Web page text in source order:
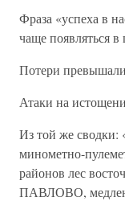
Фраза «успеха в
чаще появляться
Потери
Атаки на
Из той же сводки:
минометно-
районов лес
ПАВЛОВО,